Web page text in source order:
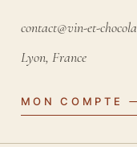
contact@vin-et-
Lyon, France
MON COMPTE